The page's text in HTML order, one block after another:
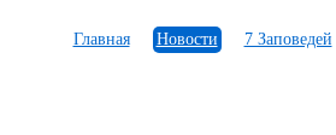
Главная Новости 7 Заповедей